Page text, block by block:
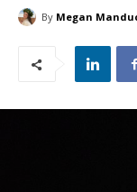
By Megan